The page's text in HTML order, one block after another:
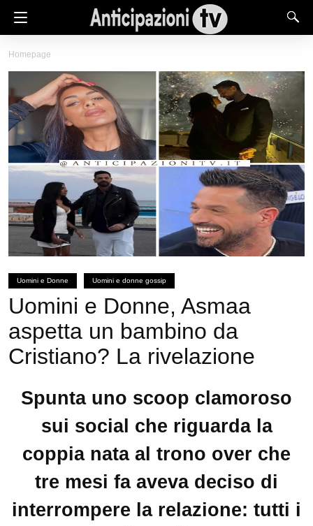
Homepage
Uomini e Donne Uomini e donne gossip
Uomini e Donne, Asmaa
aspetta un bambino da
Cristiano? La rivelazione
Spunta uno scoop clamoroso
sui social che riguarda la
coppia nata al trono over che
tre mesi fa aveva deciso di
interrompere la relazione: tutti i